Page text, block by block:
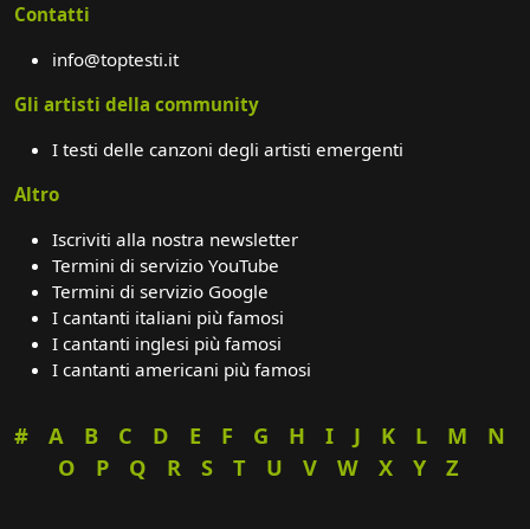
Contatti
info@toptesti.it
Gli artisti della community
I testi delle canzoni degli artisti emergenti
Altro
Iscriviti alla nostra newsletter
Termini di servizio YouTube
Termini di servizio Google
I cantanti italiani più famosi
I cantanti inglesi più famosi
I cantanti americani più famosi
# A B C D E F G H I J K L M
N
O
P Q R S T U V W X Y Z